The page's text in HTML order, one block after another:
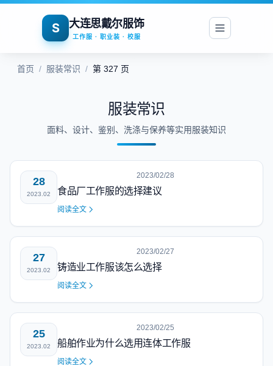
S 大连思戴尔服饰
工作服 · 职业装 · 校服
首页 / 服装常识 / 第 327 页
服装常识
面料、设计、鉴别、洗涤与保养等实用服装知识
28
2023.02
2023/02/28
食品厂工作服的选择建议
阅读全文
27
2023.02
2023/02/27
铸造业工作服该怎么选择
阅读全文
25
2023.02
2023/02/25
船舶作业为什么选用连体工作服
阅读全文